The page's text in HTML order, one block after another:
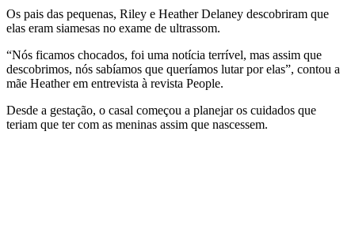
Os pais das pequenas, Riley e Heather Delaney descobriram que
elas eram siamesas no exame de ultrassom.
“Nós ficamos chocados, foi uma notícia terrível, mas assim que
descobrimos, nós sabíamos que queríamos lutar por elas”, contou a
mãe Heather em entrevista à revista People.
Desde a gestação, o casal começou a planejar os cuidados que
teriam que ter com as meninas assim que nascessem.